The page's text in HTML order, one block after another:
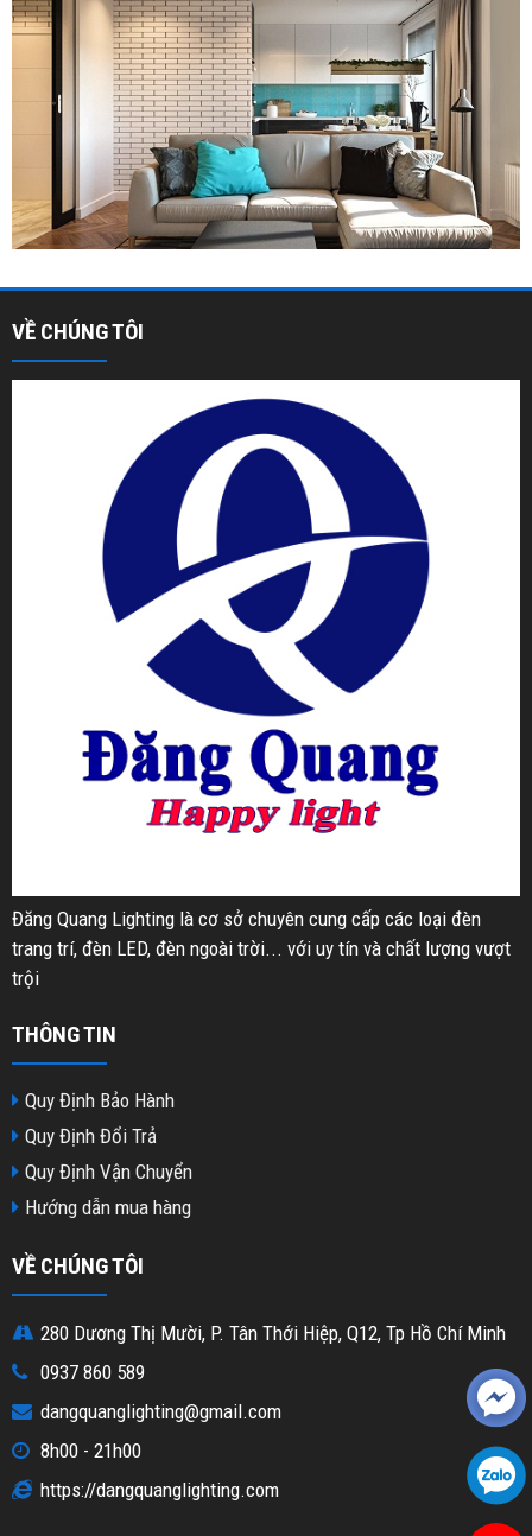
VỀ CHÚNG TÔI
Đăng Quang Lighting là cơ sở chuyên cung cấp các loại đèn
trang trí, đèn LED, đèn ngoài trời... với uy tín và chất lượng vượt
trội
THÔNG TIN
Quy Định Bảo Hành
Quy Định Đổi Trả
Quy Định Vận Chuyển
Hướng dẫn mua hàng
VỀ CHÚNG TÔI
280 Dương Thị Mười, P. Tân Thới Hiệp, Q12, Tp Hồ Chí Minh
0937 860 589
dangquanglighting@gmail.com
8h00 - 21h00
https://dangquanglighting.com